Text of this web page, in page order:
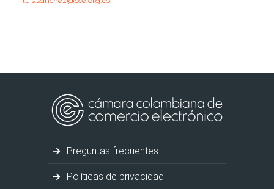
Preguntas frecuentes
Políticas de privacidad